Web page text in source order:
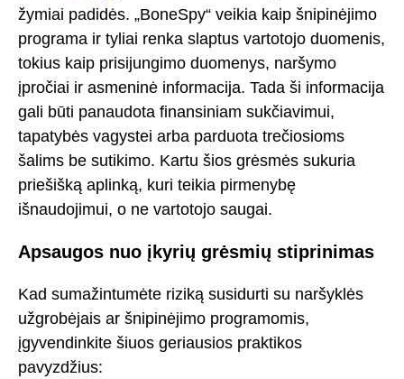
žymiai padidės. „BoneSpy“ veikia kaip šnipinėjimo
programa ir tyliai renka slaptus vartotojo duomenis,
tokius kaip prisijungimo duomenys, naršymo
įpročiai ir asmeninė informacija. Tada ši informacija
gali būti panaudota finansiniam sukčiavimui,
tapatybės vagystei arba parduota trečiosioms
šalims be sutikimo. Kartu šios grėsmės sukuria
priešišką aplinką, kuri teikia pirmenybę
išnaudojimui, o ne vartotojo saugai.
Apsaugos nuo įkyrių grėsmių stiprinimas
Kad sumažintumėte riziką susidurti su naršyklės
užgrobėjais ar šnipinėjimo programomis,
įgyvendinkite šiuos geriausios praktikos
pavyzdžius: